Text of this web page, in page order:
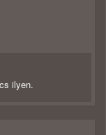
ilyen.